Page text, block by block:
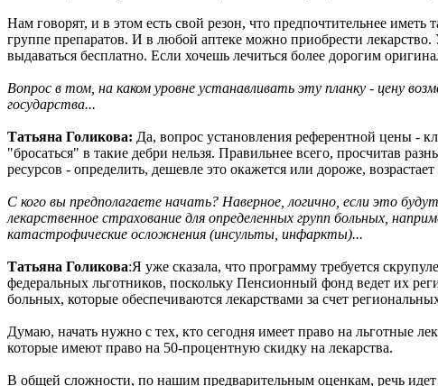
Нам говорят, и в этом есть свой резон, что предпочтительнее иметь
группе препаратов. И в любой аптеке можно приобрести
выдаваться бесплатно. Если хочешь лечиться более дорогим
Вопрос в том, на каком уровне устанавливать эту планку - цену
государства...
Татьяна Голикова: Да, вопрос установления референтной цены -
"бросаться" в такие дебри нельзя. Правильнее всего, просчитав
ресурсов - определить, дешевле это окажется или дороже,
С кого вы предполагаете начать? Наверное, логично, если это
лекарственное страхование для определенных групп больных,
катастрофические осложнения (инсульты, инфаркты)...
Татьяна Голикова:Я уже сказала, что программу требуется
федеральных льготников, поскольку Пенсионный фонд ведет их
больных, которые обеспечиваются лекарствами за счет
Думаю, начать нужно с тех, кто сегодня имеет право на льготные
которые имеют право на 50-процентную скидку на лекарства.
В общей сложности, по нашим предварительным оценкам, речь